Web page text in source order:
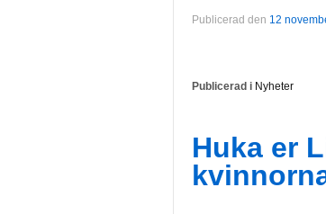
Publicerad den 12
Publicerad i Nyheter
Huka er